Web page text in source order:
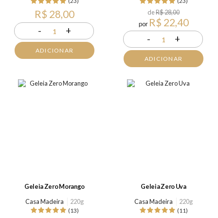
R$ 28,00
- 1 +
ADICIONAR
deR$ 28,00
por R$ 22,40
- 1 +
ADICIONAR
Geleia Zero Morango
Casa Madeira
220g
(13)
Geleia Zero Uva
Casa Madeira
220g
(11)